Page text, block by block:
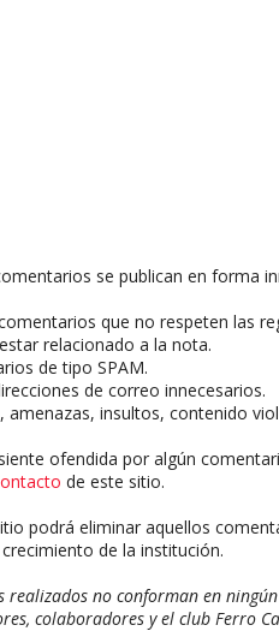
se publican en forma
que no respeten las
relacionado a la nota.
de tipo SPAM.
de correo innecesarios.
amenazas, insultos, contenido
ofendida por algún
de este sitio.
podrá eliminar aquellos
de la institución.
realizados no conforman en
colaboradores y el club Ferro